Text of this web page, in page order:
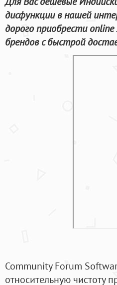
дисфункции в нашей
дорого приобрести
брендов с быстрой
Community Forum
относительную чистоту